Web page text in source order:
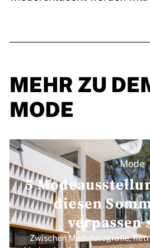
MEHR ZU
MODE
Mode
5
diesen
verpassen
Zwischen Modefotografie,